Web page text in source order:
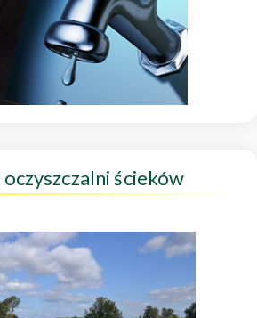
oczyszczalni ścieków